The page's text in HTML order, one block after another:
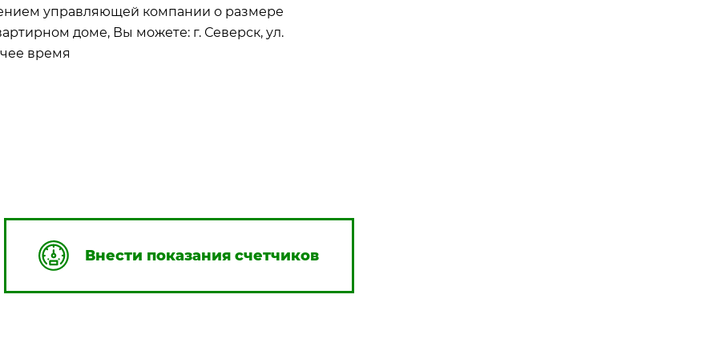
управляющей компании о размере
доме, Вы можете: г. Северск, ул.
время
Внести показания счетчиков